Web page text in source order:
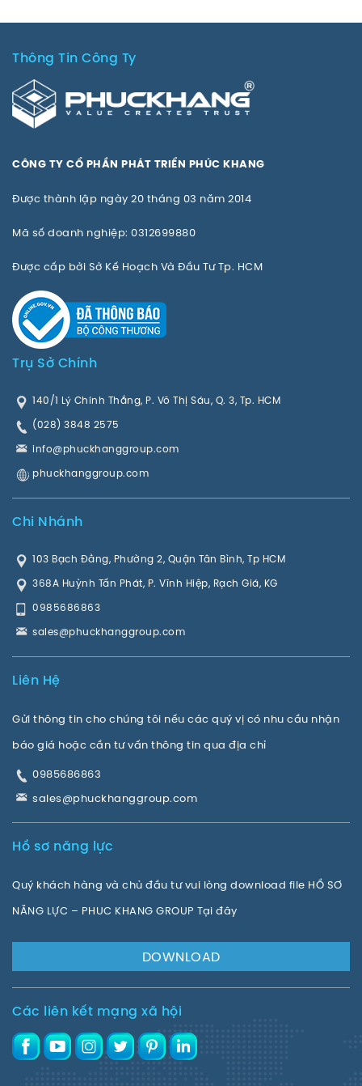
Thông Tin Công Ty
CÔNG TY CỔ PHẦN PHÁT TRIỂN PHÚC KHANG
Được thành lập ngày 20 tháng 03 năm 2014
Mã số doanh nghiệp: 0312699880
Được cấp bởi Sở Kế Hoạch Và Đầu Tư Tp. HCM
Trụ Sở Chính
140/1 Lý Chính Thắng, P. Võ Thị Sáu, Q. 3, Tp. HCM
(028) 3848 2575
info@phuckhanggroup.com
phuckhanggroup.com
Chi Nhánh
103 Bạch Đằng, Phường 2, Quận Tân Bình, Tp HCM
368A Huỳnh Tấn Phát, P. Vĩnh Hiệp, Rạch Giá, KG
0985686863
sales@phuckhanggroup.com
Liên Hệ
Gửi thông tin cho chúng tôi nếu các quý vị có nhu cầu nhận
báo giá hoặc cần tư vấn thông tin qua địa chỉ
0985686863
sales@phuckhanggroup.com
Hồ sơ năng lực
Quý khách hàng và chủ đầu tư vui lòng download file HỒ SƠ
NĂNG LỰC – PHUC KHANG GROUP Tại đây
DOWNLOAD
Các liên kết mạng xã hội